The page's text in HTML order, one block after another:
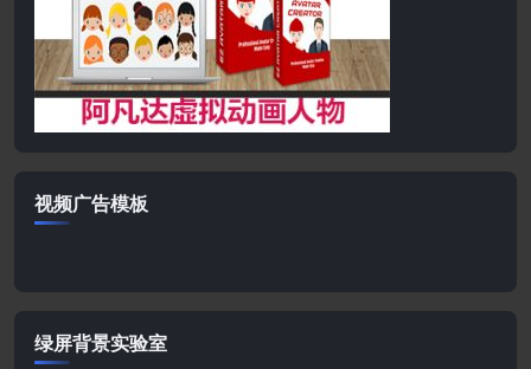
视频广告模板
绿屏背景实验室